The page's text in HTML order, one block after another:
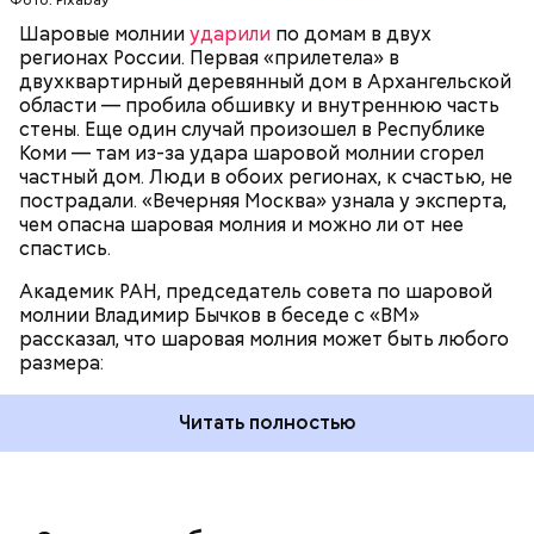
Шаровые молнииударили по домам в двух
регионах России. Первая «прилетела» в
двухквартирный деревянный дом в Архангельской
области — пробила обшивку и внутреннюю часть
стены. Еще один случай произошел в Республике
Коми — там из-за удара шаровой молнии сгорел
частный дом. Люди в обоих регионах, к счастью, не
пострадали. «Вечерняя Москва» узнала у эксперта,
чем опасна шаровая молния и можно ли от нее
спастись.
Академик РАН, председатель совета по шаровой
молнии Владимир Бычков в беседе с «ВМ»
рассказал, что шаровая молния может быть любого
размера:
Сжимается, как воздушный шар, и проходит.
Читать полностью
По его словам, солдаты не знали о масштабах
трагедии. Подобных аварий раньше не случалось.
Поэтому он не испытывал страха.
За свою земную жизнь он совершил множество
добрых дел во славу Божию.